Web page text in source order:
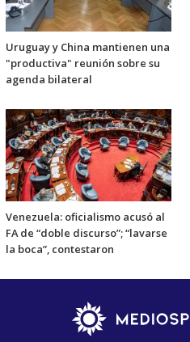
Uruguay y China mantienen una
"productiva" reunión sobre su
agenda bilateral
Venezuela: oficialismo acusó al
FA de “doble discurso”; “lavarse
la boca”, contestaron